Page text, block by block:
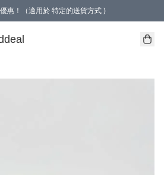
惠！（適用於 特定的送貨方式 )